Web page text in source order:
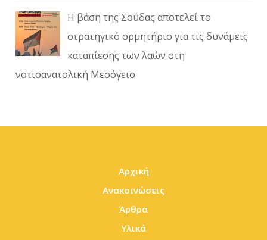
Η βάση της Σούδας αποτελεί το
στρατηγικό ορμητήριο για τις δυνάμεις
καταπίεσης των λαών στη
νοτιοανατολική Μεσόγειο
Αρχική
Ανακοινώσεις
Άρθρα
Υλικά